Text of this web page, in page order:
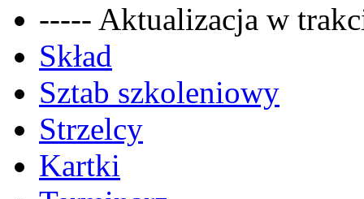
----- Aktualizacja w
Skład
Sztab szkoleniowy
Strzelcy
Kartki